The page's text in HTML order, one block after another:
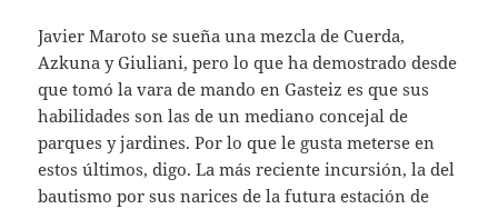
Javier Maroto se sueña una mezcla de Cuerda,
Azkuna y Giuliani, pero lo que ha demostrado desde
que tomó la vara de mando en Gasteiz es que sus
habilidades son las de un mediano concejal de
parques y jardines. Por lo que le gusta meterse en
estos últimos, digo. La más reciente incursión, la del
bautismo por sus narices de la futura estación de